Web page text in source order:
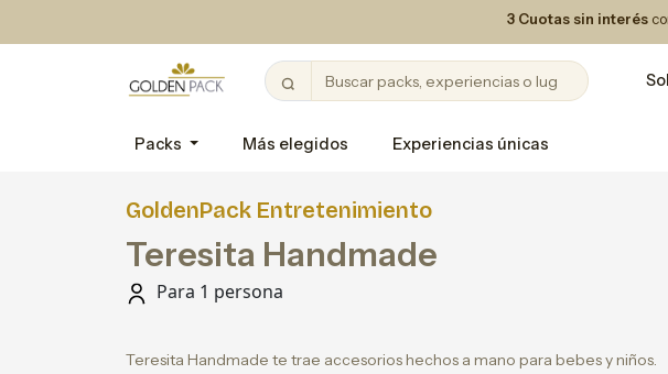
3 Cuotas sin interés
Packs Más elegidos Experiencias únicas
GoldenPack Entretenimiento
Teresita Handmade
Para 1 persona
Teresita Handmade te trae accesorios hechos a mano para bebes y niños.